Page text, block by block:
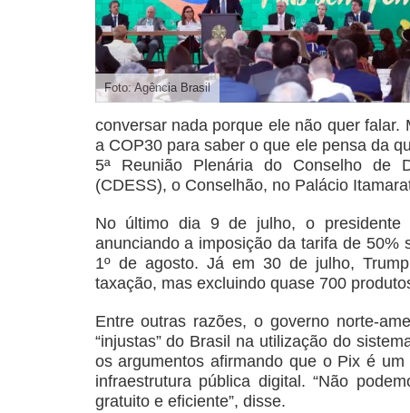
Foto: Agência Brasil
conversar nada porque ele não quer
a COP30 para saber o que ele pensa da
5ª Reunião Plenária do Conselho de
(CDESS), o Conselhão, no Palácio
No último dia 9 de julho, o presidente
anunciando a imposição da tarifa de
1º de agosto. Já em 30 de julho,
taxação, mas excluindo quase 700
Entre outras razões, o governo norte-
“injustas” do Brasil na utilização do
os argumentos afirmando que o Pix é
infraestrutura pública digital. “Não
gratuito e eficiente”, disse.